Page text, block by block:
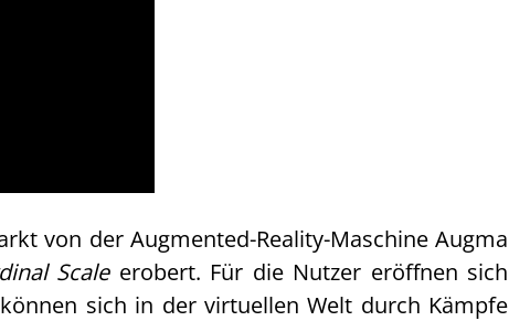
von der Augmented-Reality-Maschine Augma
Scaleerobert. Für die Nutzer eröffnen sich
sich in der virtuellen Welt durch Kämpfe